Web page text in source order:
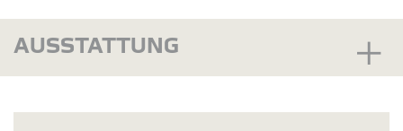
AUSSTATTUNG